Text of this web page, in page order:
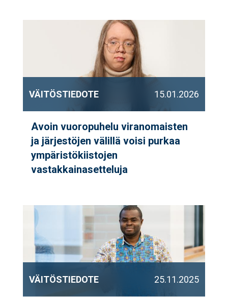
VÄITÖSTIEDOTE 15.01.2026
Avoin vuoropuhelu viranomaisten
ja järjestöjen välillä voisi purkaa
ympäristökiistojen
vastakkainasetteluja
VÄITÖSTIEDOTE 25.11.2025